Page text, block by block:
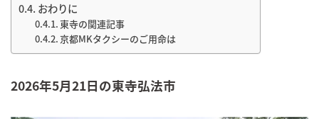
おわりに
東寺の関連記事
京都MKタクシーのご用命は
2026年5月21日の東寺弘法市